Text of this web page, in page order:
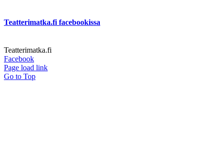
Teatterimatka.fi facebookissa
Teatterimatka.fi
Facebook
Page load link
Go to Top